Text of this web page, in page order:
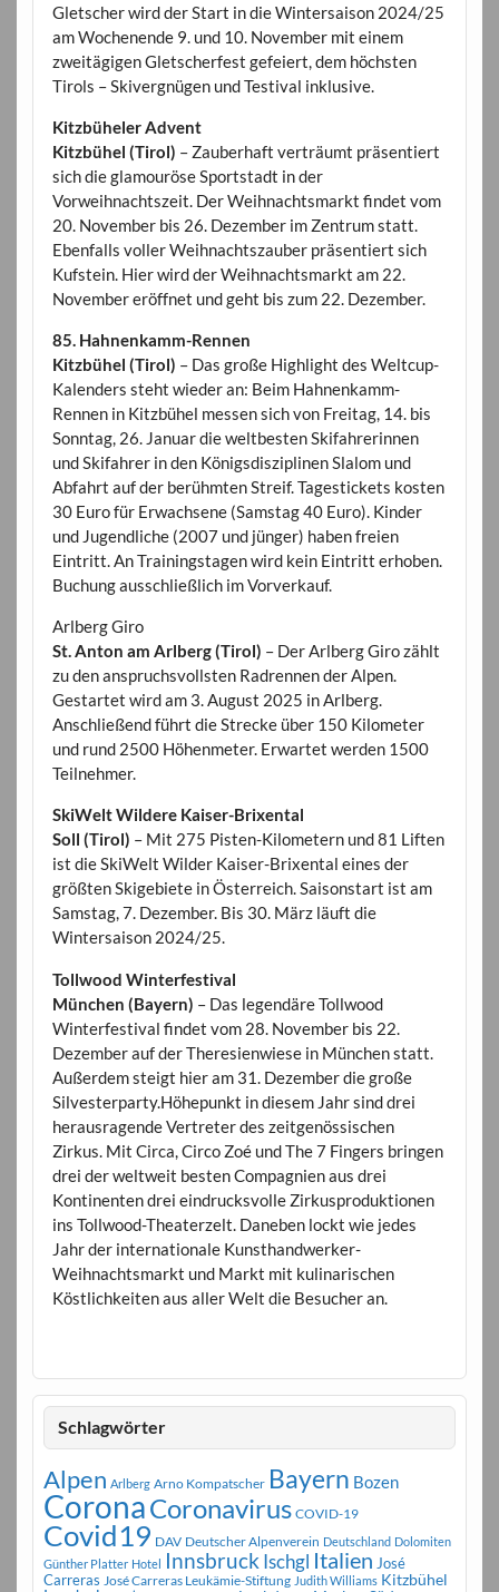
Gletscher wird der Start in die Wintersaison 2024/25
am Wochenende 9. und 10. November mit einem
zweitägigen Gletscherfest gefeiert, dem höchsten
Tirols – Skivergnügen und Testival inklusive.
Kitzbüheler Advent
Kitzbühel (Tirol) – Zauberhaft verträumt präsentiert
sich die glamouröse Sportstadt in der
Vorweihnachtszeit. Der Weihnachtsmarkt findet vom
20. November bis 26. Dezember im Zentrum statt.
Ebenfalls voller Weihnachtszauber präsentiert sich
Kufstein. Hier wird der Weihnachtsmarkt am 22.
November eröffnet und geht bis zum 22. Dezember.
85. Hahnenkamm-Rennen
Kitzbühel (Tirol) – Das große Highlight des Weltcup-
Kalenders steht wieder an: Beim Hahnenkamm-
Rennen in Kitzbühel messen sich von Freitag, 14. bis
Sonntag, 26. Januar die weltbesten Skifahrerinnen
und Skifahrer in den Königsdisziplinen Slalom und
Abfahrt auf der berühmten Streif. Tagestickets kosten
30 Euro für Erwachsene (Samstag 40 Euro). Kinder
und Jugendliche (2007 und jünger) haben freien
Eintritt. An Trainingstagen wird kein Eintritt erhoben.
Buchung ausschließlich im Vorverkauf.
Arlberg Giro
St. Anton am Arlberg (Tirol) – Der Arlberg Giro zählt
zu den anspruchsvollsten Radrennen der Alpen.
Gestartet wird am 3. August 2025 in Arlberg.
Anschließend führt die Strecke über 150 Kilometer
und rund 2500 Höhenmeter. Erwartet werden 1500
Teilnehmer.
SkiWelt Wildere Kaiser-Brixental
Soll (Tirol) – Mit 275 Pisten-Kilometern und 81 Liften
ist die SkiWelt Wilder Kaiser-Brixental eines der
größten Skigebiete in Österreich. Saisonstart ist am
Samstag, 7. Dezember. Bis 30. März läuft die
Wintersaison 2024/25.
Tollwood Winterfestival
München (Bayern) – Das legendäre Tollwood
Winterfestival findet vom 28. November bis 22.
Dezember auf der Theresienwiese in München statt.
Außerdem steigt hier am 31. Dezember die große
Silvesterparty.Höhepunkt in diesem Jahr sind drei
herausragende Vertreter des zeitgenössischen
Zirkus. Mit Circa, Circo Zoé und The 7 Fingers bringen
drei der weltweit besten Compagnien aus drei
Kontinenten drei eindrucksvolle Zirkusproduktionen
ins Tollwood-Theaterzelt. Daneben lockt wie jedes
Jahr der internationale Kunsthandwerker-
Weihnachtsmarkt und Markt mit kulinarischen
Köstlichkeiten aus aller Welt die Besucher an.
Schlagwörter
Alpen Arlberg Arno Kompatscher Bayern Bozen
CoronaCoronavirus COVID-19
Covid19 DAV Deutscher Alpenverein Deutschland Dolomiten
Günther Platter Hotel Innsbruck Ischgl Italien José
Carreras José Carreras Leukämie-Stiftung Judith Williams Kitzbühel